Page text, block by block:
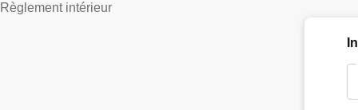
Règlement intérieur